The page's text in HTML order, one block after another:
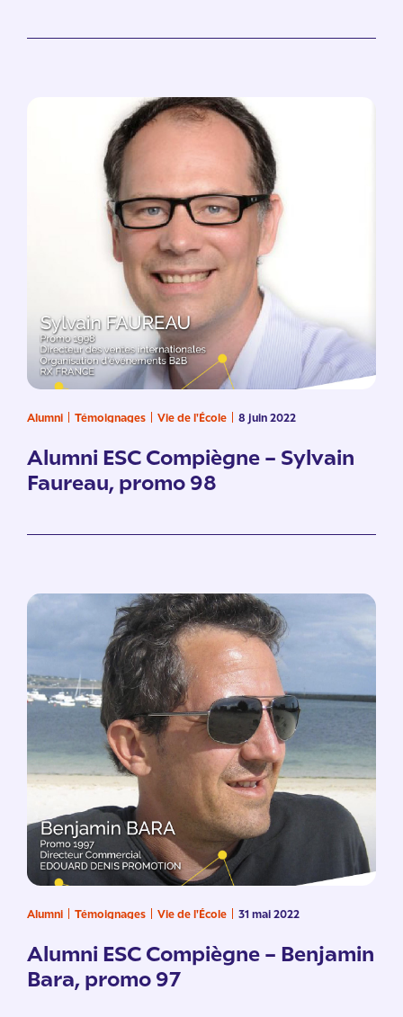
Alumni Témoignages Vie de l'École 8 juin 2022
Alumni ESC Compiègne – Sylvain
Faureau, promo 98
Alumni Témoignages Vie de l'École 31 mai 2022
Alumni ESC Compiègne – Benjamin
Bara, promo 97